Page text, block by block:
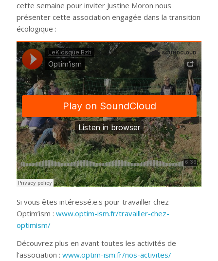
cette semaine pour inviter Justine Moron nous
présenter cette association engagée dans la transition
écologique :
Si vous êtes intéressé.e.s pour travailler chez
Optim’ism : www.optim-ism.fr/travailler-chez-
optimism/
Découvrez plus en avant toutes les activités de
l’association : www.optim-ism.fr/nos-activites/